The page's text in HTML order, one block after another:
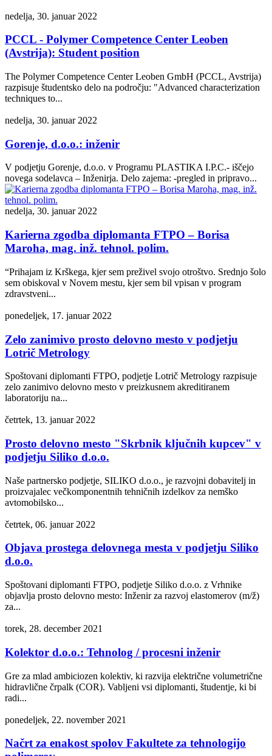
nedelja, 30. januar 2022
PCCL - Polymer Competence Center Leoben
(Avstrija): Student position
The Polymer Competence Center Leoben GmbH (PCCL, Avstrija)
razpisuje študentsko delo na področju: "Advanced characterization
techniques to...
nedelja, 30. januar 2022
Gorenje, d.o.o.: inženir
V podjetju Gorenje, d.o.o. v Programu PLASTIKA I.P.C.- iščejo
novega sodelavca – Inženirja. Delo zajema: -pregled in pripravo...
nedelja, 30. januar 2022
Karierna zgodba diplomanta FTPO – Borisa
Maroha, mag. inž. tehnol. polim.
“Prihajam iz Krškega, kjer sem preživel svojo otroštvo. Srednjo šolo
sem obiskoval v Novem mestu, kjer sem bil vpisan v program
zdravstveni...
ponedeljek, 17. januar 2022
Zelo zanimivo prosto delovno mesto v podjetju
Lotrič Metrology
Spoštovani diplomanti FTPO, podjetje Lotrič Metrology razpisuje
zelo zanimivo delovno mesto v preizkusnem akreditiranem
laboratoriju na...
četrtek, 13. januar 2022
Prosto delovno mesto "Skrbnik ključnih kupcev" v
podjetju Siliko d.o.o.
Naše partnersko podjetje, SILIKO d.o.o., je razvojni dobavitelj in
proizvajalec večkomponentnih tehničnih izdelkov za nemško
avtomobilsko...
četrtek, 06. januar 2022
Objava prostega delovnega mesta v podjetju Siliko
d.o.o.
Spoštovani diplomanti FTPO, podjetje Siliko d.o.o. z Vrhnike
objavlja prosto delovno mesto: Inženir za razvoj elastomerov (m/ž)
za...
torek, 28. december 2021
Kolektor d.o.o.: Tehnolog / procesni inženir
Gre za mlad ambiciozen kolektiv, ki razvija električne volumetrične
hidravlične črpalk (COR). Vabljeni vsi diplomanti, študentje, ki bi
radi...
ponedeljek, 22. november 2021
Načrt za enakost spolov Fakultete za tehnologijo